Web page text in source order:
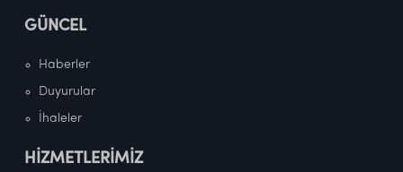
GÜNCEL
Haberler
Duyurular
İhaleler
HİZMETLERİMİZ